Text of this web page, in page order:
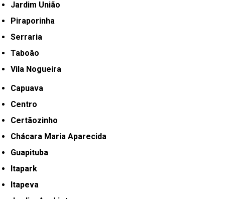
Jardim União
Piraporinha
Serraria
Taboão
Vila Nogueira
Capuava
Centro
Certãozinho
Chácara Maria Aparecida
Guapituba
Itapark
Itapeva